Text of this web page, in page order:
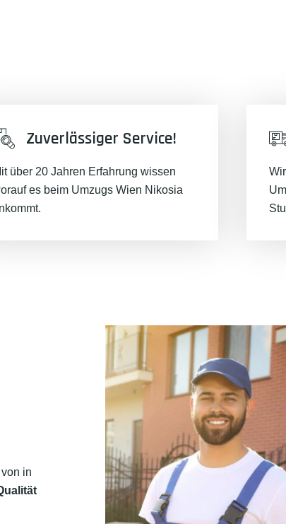
Zuverlässiger Service!
über 20 Jahren Erfahrung wissen
es beim Umzugs Wien Nikosia
in